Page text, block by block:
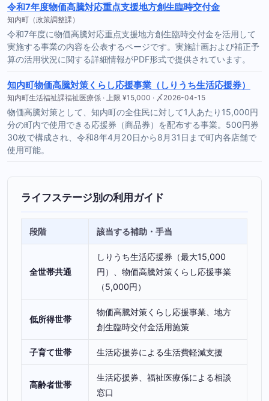
令和7年度物価高騰対応重点支援地方創生臨時交付金
知内町（政策調整課）
令和7年度に物価高騰対応重点支援地方創生臨時交付金を活用して
実施する事業の内容を公表するページです。実施計画および補正予
算の活用状況に関する詳細情報がPDF形式で提供されています。
知内町物価高騰対策くらし応援事業（しりうち生活応援券）
知内町生活福祉課福祉医療係 · 上限 ¥15,000 · 〆2026-04-15
物価高騰対策として、知内町の全住民に対して1人あたり15,000円
分の町内で使用できる応援券（商品券）を配布する事業。500円券
30枚で構成され、令和8年4月20日から8月31日まで町内各店舗で
使用可能。
ライフステージ別の利用ガイド
段階 該当する補助・手当
全世帯共通
しりうち生活応援券（最大15,000
円）、物価高騰対策くらし応援事業
（5,000円）
低所得世帯
物価高騰対策くらし応援事業、地方
創生臨時交付金活用施策
子育て世帯 生活応援券による生活費軽減支援
高齢者世帯
生活応援券、福祉医療係による相談
窓口